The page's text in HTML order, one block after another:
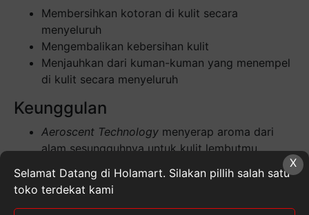
Membersihkan kotoran di kulit secara
menyeluruh
Mengembalikan kebersihan kulit
Menjauhkan dari kuman-kuman yang menempel
di kulit secara menyeluruh
Keunggulan
Aeroscent Technology menyerap aroma dari
alam sesungguhnya untuk kulit lembutmu
dekat dengan sentuhan alam
X
Selamat Datang di Holamart. Silakan pillih salah satu
toko terdekat kami